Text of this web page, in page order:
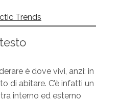
Trends
è dove vivi, anzi: in
di abitare. C’è infatti un
interno ed esterno